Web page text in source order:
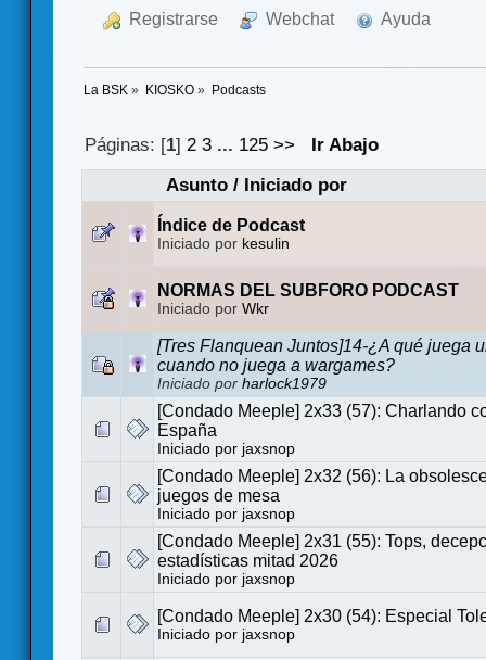
Registrarse Webchat Ayuda
La BSK » KIOSKO» Podcasts
Páginas: [1]2 3 ... 125 >>
Ir Abajo
Asunto/ Iniciado por
Índice de Podcast
Iniciado por kesulin
NORMAS DEL SUBFORO PODCAST
Iniciado por Wkr
[Tres Flanquean Juntos]14-¿A qué juega
cuando no juega a wargames?
Iniciado por harlock1979
[Condado Meeple] 2x33 (57): Charlando
España
Iniciado por jaxsnop
[Condado Meeple] 2x32 (56): La
juegos de mesa
Iniciado por jaxsnop
[Condado Meeple] 2x31 (55): Tops,
estadísticas mitad 2026
Iniciado por jaxsnop
[Condado Meeple] 2x30 (54): Especial
Iniciado por jaxsnop